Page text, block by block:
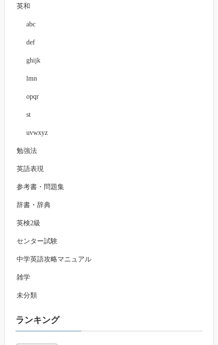
英和
abc
def
ghijk
lmn
opqr
st
uvwxyz
勉強法
英語表現
参考書・問題集
辞書・辞典
英検2級
センター試験
中学英語攻略マニュアル
雑学
未分類
ランキング